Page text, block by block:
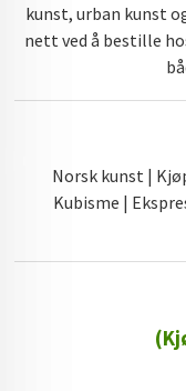
kunst, urban kunst
nett ved å bestille
Norsk kunst |
Kubisme |